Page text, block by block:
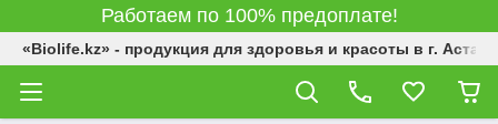
Работаем по 100% предоплате!
«Biolife.kz» - продукция для здоровья и красоты в г. Астана